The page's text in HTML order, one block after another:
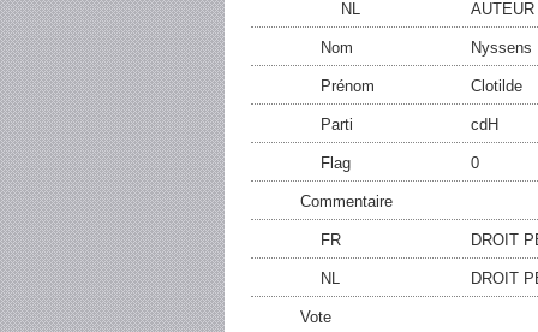
NL AUTEUR
Nom Nyssens
Prénom Clotilde
Parti cdH
Flag 0
Commentaire
FR DROIT
NL DROIT
Vote